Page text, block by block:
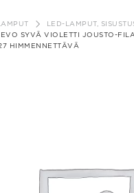
LED-LAMPUT,
EVO SYVÄ VIOLETTI JOUSTO-
HIMMENNETTÄVÄ